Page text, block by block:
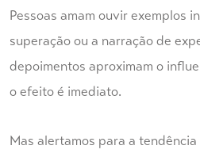
Pessoas amam ouvir exemplos
superação ou a narração de
depoimentos aproximam o
o efeito é imediato.
Mas alertamos para a